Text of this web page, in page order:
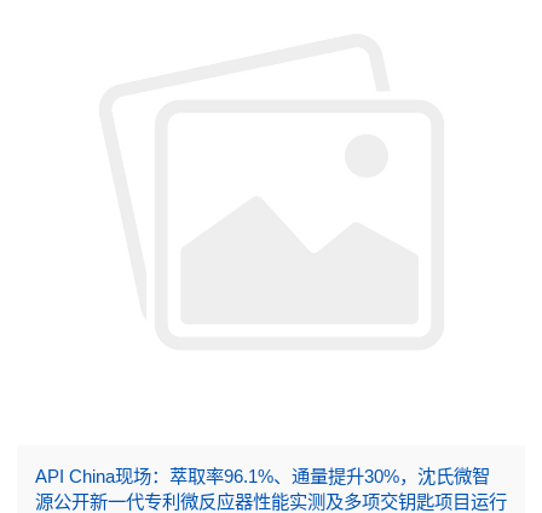
API China现场：萃取率96.1%、通量提升30%，沈氏微智
源公开新一代专利微反应器性能实测及多项交钥匙项目运行